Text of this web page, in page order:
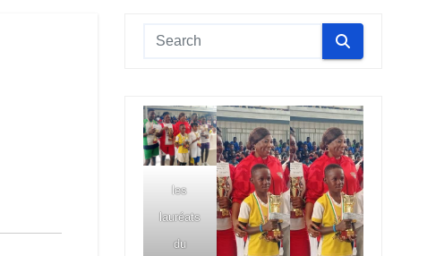
les
lauréats
du